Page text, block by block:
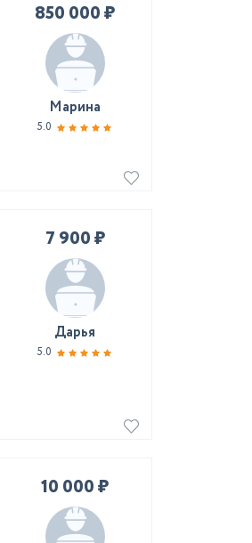
850 000 ₽
Марина
5.0
7 900 ₽
Дарья
5.0
10 000 ₽